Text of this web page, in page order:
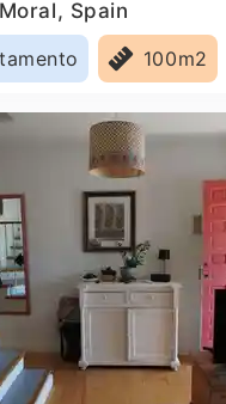
Spain
100m2